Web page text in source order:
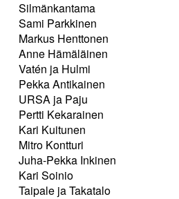
Silmänkantama
Sami Parkkinen
Markus Henttonen
Anne Hämäläinen
Vatén ja Hulmi
Pekka Antikainen
URSA ja Paju
Pertti Kekarainen
Kari Kuitunen
Mitro Kontturi
Juha-Pekka Inkinen
Kari Soinio
Taipale ja Takatalo